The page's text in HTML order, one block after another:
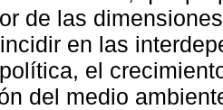
de las
en las
el
del medio